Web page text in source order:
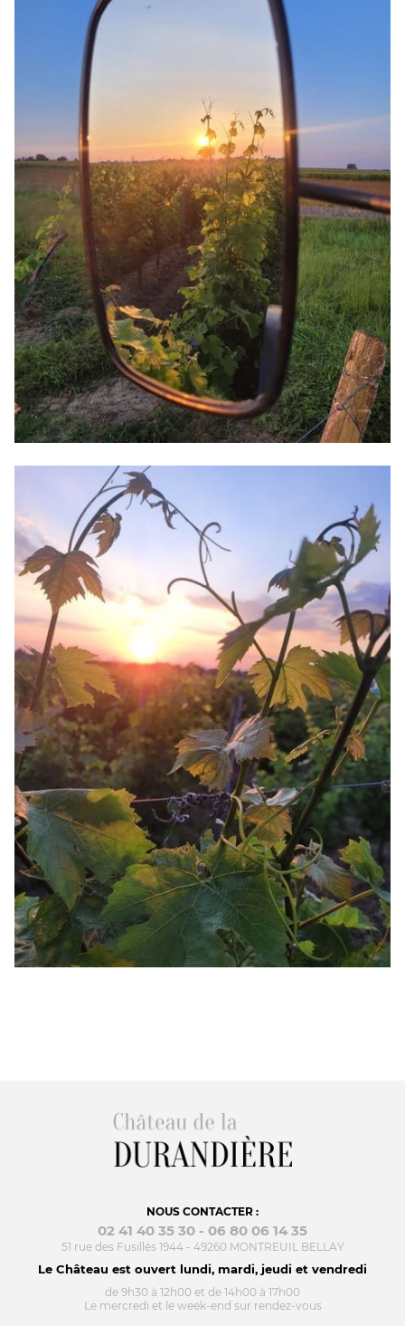
NOUS CONTACTER :
02 41 40 35 30 - 06 80 06 14 35
51 rue des Fusillés 1944 - 49260 MONTREUIL BELLAY
Le Château est ouvert lundi, mardi, jeudi et vendredi
de 9h30 à 12h00 et de 14h00 à 17h00
Le mercredi et le week-end sur rendez-vous